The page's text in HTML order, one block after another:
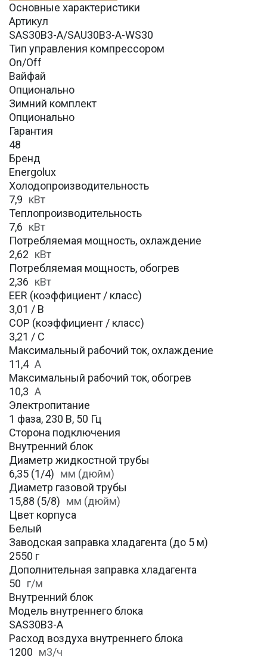
Основные характеристики
Артикул
SAS30B3-A/SAU30B3-A-WS30
Тип управления компрессором
On/Off
Вайфай
Опционально
Зимний комплект
Опционально
Гарантия
48
Бренд
Energolux
Холодопроизводительность
7,9 кВт
Теплопроизводительность
7,6 кВт
Потребляемая мощность, охлаждение
2,62 кВт
Потребляемая мощность, обогрев
2,36 кВт
EER (коэффициент / класс)
3,01 / B
COP (коэффициент / класс)
3,21 / C
Максимальный рабочий ток, охлаждение
11,4 A
Максимальный рабочий ток, обогрев
10,3 А
Электропитание
1 фаза, 230 В, 50 Гц
Сторона подключения
Внутренний блок
Диаметр жидкостной трубы
6,35 (1/4) мм (дюйм)
Диаметр газовой трубы
15,88 (5/8) мм (дюйм)
Цвет корпуса
Белый
Заводская заправка хладагента (до 5 м)
2550 г
Дополнительная заправка хладагента
50 г/м
Внутренний блок
Модель внутреннего блока
SAS30B3-A
Расход воздуха внутреннего блока
1200 м3/ч